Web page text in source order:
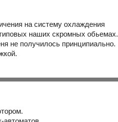
на систему охлаждения
наших скромных обьемах.
не получилось принципиально.